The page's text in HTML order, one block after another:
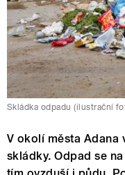
Skládka odpadu (ilustrační
V okolí města Adana
skládky. Odpad se